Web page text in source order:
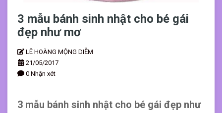
3 mẫu bánh sinh nhật cho bé gái
đẹp như mơ
LÊ HOÀNG MỘNG DIỄM
21/05/2017
0 Nhận xét
3 mẫu bánh sinh nhật cho bé gái đẹp như